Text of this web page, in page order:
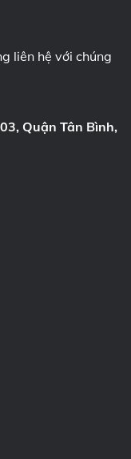
liên hệ với chúng
Quận Tân Bình,